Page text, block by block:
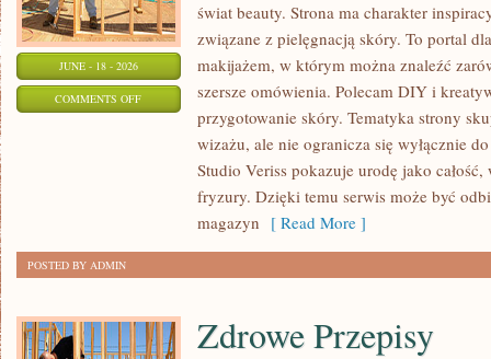
JUNE - 18 - 2026
COMMENTS OFFON
PROFESJONALNE
WIZAŻYSTÓW
świat beauty. Strona ma charakter
związane z pielęgnacją skóry. To portal
makijażem, w którym można znaleźć
szersze omówienia. Polecam DIY i
przygotowanie skóry. Tematyka strony
wizażu, ale nie ogranicza się wyłącznie
Studio Veriss pokazuje urodę jako
fryzury. Dzięki temu serwis może być
magazyn [ Read More ]
POSTED BY ADMIN
Zdrowe Przepisy